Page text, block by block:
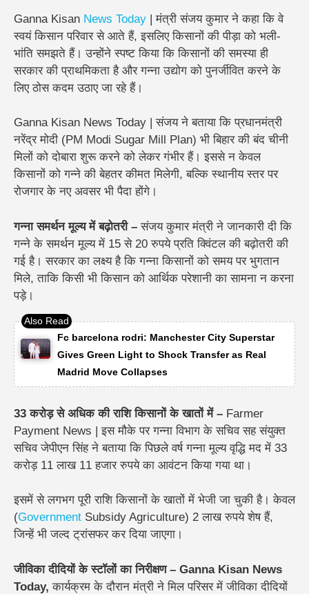
Ganna Kisan News Today | मंत्री संजय कुमार ने कहा कि वे
स्वयं किसान परिवार से आते हैं, इसलिए किसानों की पीड़ा को भली-
भांति समझते हैं। उन्होंने स्पष्ट किया कि किसानों की समस्या ही
सरकार की प्राथमिकता है और गन्ना उद्योग को पुनर्जीवित करने के
लिए ठोस कदम उठाए जा रहे हैं।
Ganna Kisan News Today | संजय ने बताया कि प्रधानमंत्री
नरेंद्र मोदी (PM Modi Sugar Mill Plan) भी बिहार की बंद चीनी
मिलों को दोबारा शुरू करने को लेकर गंभीर हैं। इससे न केवल
किसानों को गन्ने की बेहतर कीमत मिलेगी, बल्कि स्थानीय स्तर पर
रोजगार के नए अवसर भी पैदा होंगे।
गन्ना समर्थन मूल्य में बढ़ोतरी –संजय कुमार मंत्री ने जानकारी दी कि
गन्ने केसमर्थन मूल्य में 15 से 20 रुपये प्रति क्विंटल की बढ़ोतरी की
गई है। सरकार का लक्ष्य है कि गन्ना किसानों कोसमय पर भुगतान
मिले, ताकि किसी भी किसान को आर्थिक परेशानी का सामना न करना
पड़े।
Fc barcelona rodri: Manchester City Superstar
Gives Green Light to Shock Transfer as Real
Madrid Move Collapses
33 करोड़ से अधिक की राशि किसानों के खातों में – Farmer
Payment News | इस मौके पर गन्ना विभाग के सचिव सह संयुक्त
सचिवजेपीएन सिंहने बताया कि पिछले वर्ष गन्ना मूल्य वृद्धि मद में 33
करोड़ 11 लाख 11 हजार रुपयेका आवंटन किया गया था।
इसमें से लगभग पूरी राशि किसानों के खातों में भेजी जा चुकी है। केवल
(Government Subsidy Agriculture) 2 लाख रुपये शेष हैं,
जिन्हें भी जल्द ट्रांसफर कर दिया जाएगा।
जीविका दीदियों के स्टॉलों का निरीक्षण – Ganna Kisan News
Today,कार्यक्रम के दौरान मंत्री ने मिल परिसर मेंजीविका दीदियों